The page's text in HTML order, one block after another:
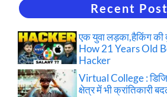
Recent
एक युवा लड़का,हैकिंग की
How 21 Years Old
Hacker
Virtual College :
क्षेत्र में भी क्रांतिकारी